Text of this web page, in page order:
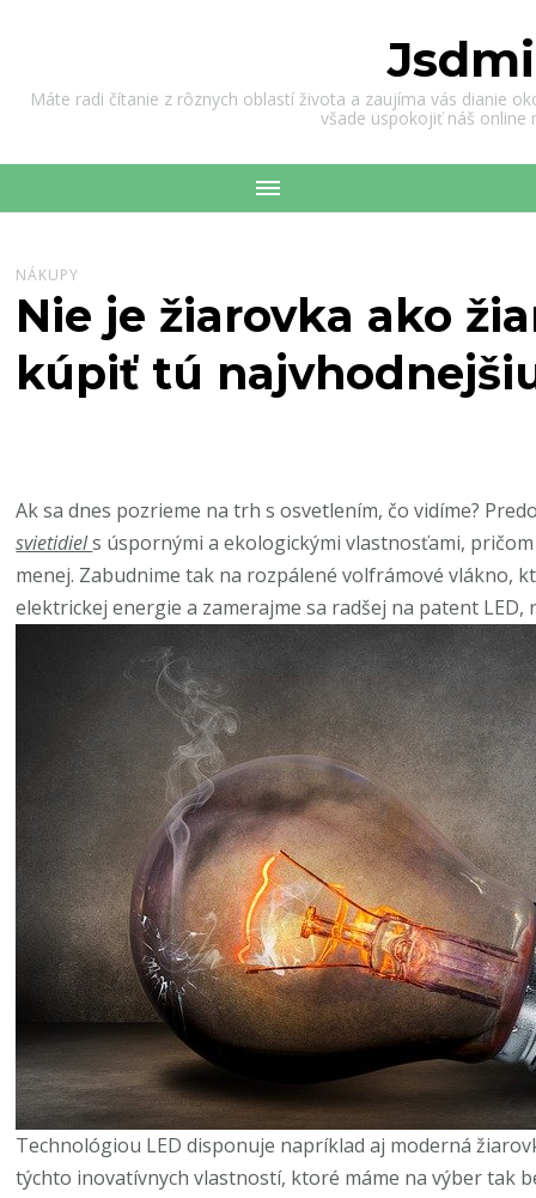
Jsdmi
Máte radi čítanie z rôznych oblastí života a zaujíma vás dianie
všade uspokojiť náš online
NÁKUPY
Nie je žiarovka ako
kúpiť tú
Ak sa dnes pozrieme na trh s osvetlením, čo vidíme?
svietidiels úspornými a ekologickými vlastnosťami,
menej. Zabudnime tak na rozpálené volfrámové vlákno,
elektrickej energie a zamerajme sa radšej na patent
Technológiou LED disponuje napríklad aj moderná
týchto inovatívnych vlastností, ktoré máme na výber tak